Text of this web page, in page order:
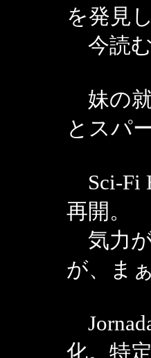
を発見
今読む
妹の就
とスパ
Sci-Fi
再開。
気力
が、ま
化。特